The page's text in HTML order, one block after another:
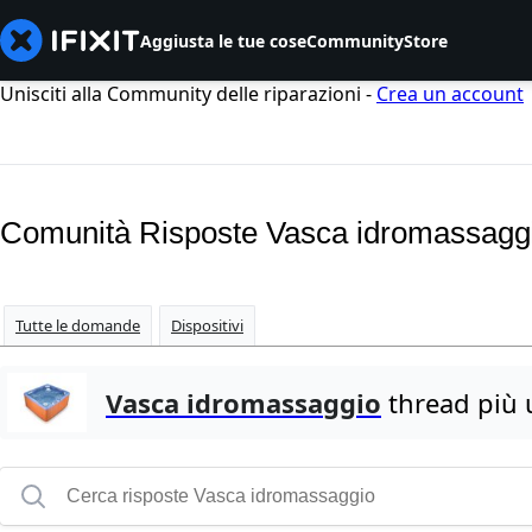
Aggiusta le tue coseCommunityStore
Unisciti alla Community delle riparazioni - Crea un account
Comunità Risposte Vasca
Tutte le domande Dispositivi
Vasca idromassaggio thread più